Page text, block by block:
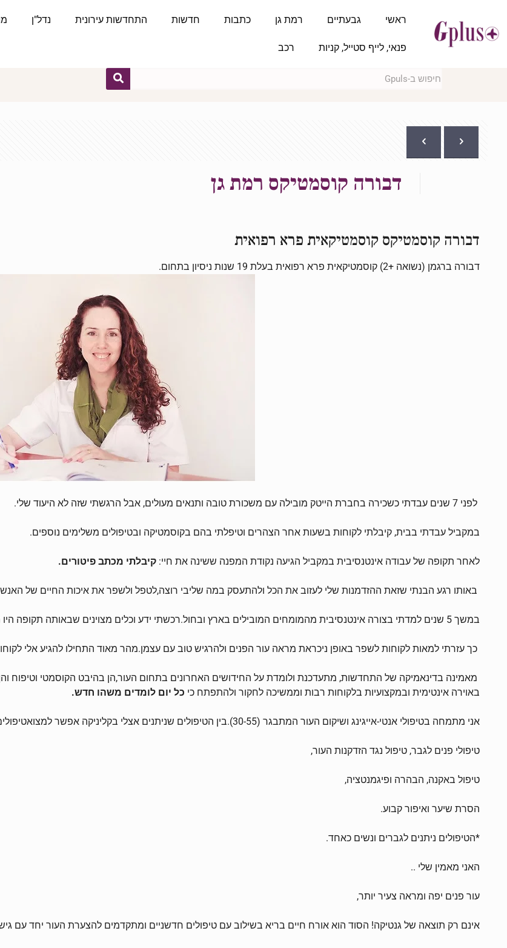
ראשי גבעתיים רמת גן כתבות חדשות התחדשות עירונית נדל"ן
פנאי, לייף סטייל, קניות רכב
דבורה קוסמטיקס רמת גן
דבורה קוסמטיקס קוסמטיקאית פרא רפואית
דבורה ברגמן (נשואה +2) קוסמטיקאית פרא רפואית בעלת 19 שנות ניסיון בתחום.
לפני 7 שנים עבדתי כשכירה בחברת הייטק מובילה עם משכורת טובה ותנאים מעולים, אבל הרגשתי שזה לא היעוד שלי.
במקביל עבדתי בבית, קיבלתי לקוחות בשעות אחר הצהרים וטיפלתי בהם בקוסמטיקה ובטיפולים משלימים נוספים.
לאחר תקופה של עבודה אינטנסיבית במקביל הגיעה נקודת המפנה ששינה את חיי: קיבלתי מכתב פיטורים.
באותו רגע הבנתי שזאת ההזדמנות שלי לעזוב את הכל ולהתעסק במה שליבי רוצה,לטפל ולשפר את איכות החיים של
במשך 5 שנים למדתי בצורה אינטנסיבית מהמומחים המובילים בארץ ובחול.רכשתי ידע וכלים מצוינים שבאותה תקופה היו ממש חדשים בשוק הישראלי.
כך עזרתי למאות לקוחות לשפר באופן ניכראת מראה עור הפנים ולהרגיש טוב עם עצמן.מהר מאוד התחילו להגיע אלי
מאמינה בדינאמיקה של התחדשות, מתעדכנת ולומדת על החידושים האחרונים בתחום העור,הן בהיבט הקוסמטי וטיפוח
באוירה אינטימית ובמקצועיות בלקוחות רבות וממשיכה לחקור ולהתפתח כי כל יום לומדים משהו חדש.
אני מתמחה בטיפולי אנטי-אייגינג ושיקום העור המתבגר (30-55).בין הטיפולים שניתנים אצלי בקליניקה אפשר למצואטיפולים להצהרת ומיצוק העור, מזותרפיה,
טיפולי פנים לגבר, טיפול נגד הזדקנות העור,
טיפול באקנה, הבהרה ופיגמנטציה,
הסרת שיער ואיפור קבוע.
*הטיפולים ניתנים לגברים ונשים כאחד.
האני מאמין שלי ..
עור פנים יפה ומראה צעיר יותר,
אינם רק תוצאה של גנטיקה! הסוד הוא אורח חיים בריא בשילוב עם טיפולים חדשניים ומתקדמים להצערת העור יחד עם